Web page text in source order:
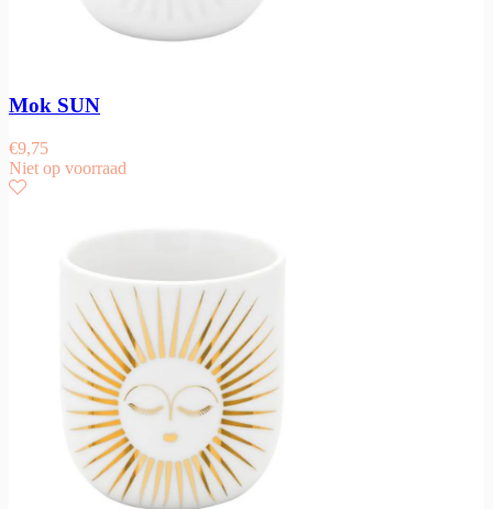
Mok SUN
€9,75
Niet op voorraad